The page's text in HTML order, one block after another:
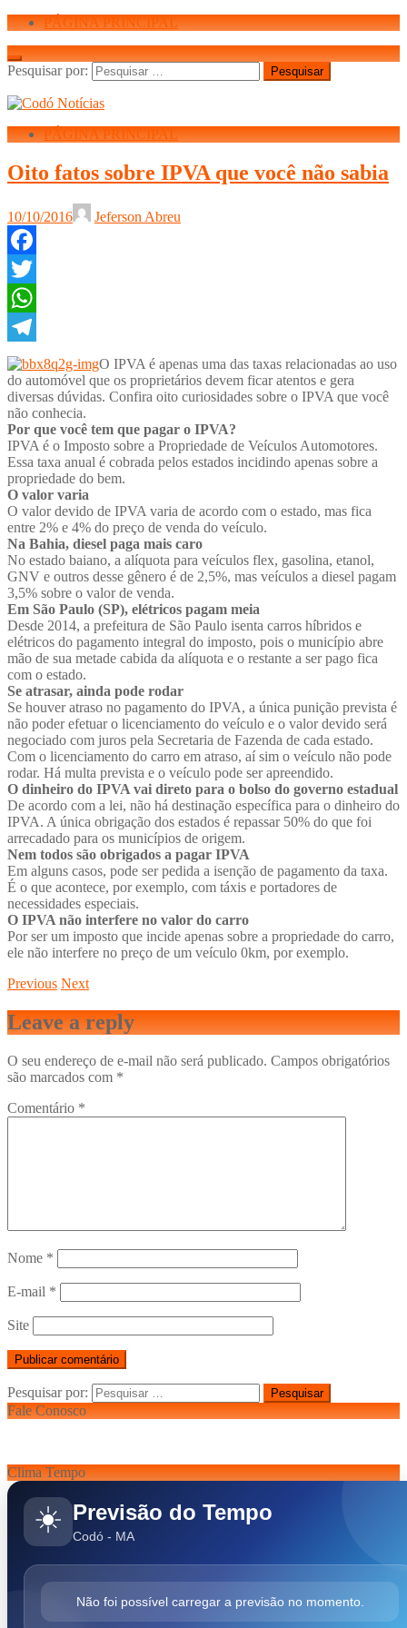
PÁGINA PRINCIPAL
Pesquisar por:
PÁGINA PRINCIPAL
Oito fatos sobre IPVA que você não sabia
10/10/2016 Jeferson Abreu
Facebook
Twitter
WhatsApp
Telegram
O IPVA é apenas uma das taxas relacionadas ao uso
do automóvel que os proprietários devem ficar atentos e gera
diversas dúvidas. Confira oito curiosidades sobre o IPVA que você
não conhecia.
Por que você tem que pagar o IPVA?
IPVA é o Imposto sobre a Propriedade de Veículos Automotores.
Essa taxa anual é cobrada pelos estados incidindo apenas sobre a
propriedade do bem.
O valor varia
O valor devido de IPVA varia de acordo com o estado, mas fica
entre 2% e 4% do preço de venda do veículo.
Na Bahia, diesel paga mais caro
No estado baiano, a alíquota para veículos flex, gasolina, etanol,
GNV e outros desse gênero é de 2,5%, mas veículos a diesel pagam
3,5% sobre o valor de venda.
Em São Paulo (SP), elétricos pagam meia
Desde 2014, a prefeitura de São Paulo isenta carros híbridos e
elétricos do pagamento integral do imposto, pois o município abre
mão de sua metade cabida da alíquota e o restante a ser pago fica
com o estado.
Se atrasar, ainda pode rodar
Se houver atraso no pagamento do IPVA, a única punição prevista é
não poder efetuar o licenciamento do veículo e o valor devido será
negociado com juros pela Secretaria de Fazenda de cada estado.
Com o licenciamento do carro em atraso, aí sim o veículo não pode
rodar. Há multa prevista e o veículo pode ser apreendido.
O dinheiro do IPVA vai direto para o bolso do governo estadual
De acordo com a lei, não há destinação específica para o dinheiro do
IPVA. A única obrigação dos estados é repassar 50% do que foi
arrecadado para os municípios de origem.
Nem todos são obrigados a pagar IPVA
Em alguns casos, pode ser pedida a isenção de pagamento da taxa.
É o que acontece, por exemplo, com táxis e portadores de
necessidades especiais.
O IPVA não interfere no valor do carro
Por ser um imposto que incide apenas sobre a propriedade do carro,
ele não interfere no preço de um veículo 0km, por exemplo.
Previous Next
Leave a reply
O seu endereço de e-mail não será publicado. Campos obrigatórios
são marcados com *
Comentário *
Nome *
E-mail *
Site
Pesquisar por:
Fale Conosco
Clima Tempo
☀️ Previsão do Tempo
Codó - MA
Não foi possível carregar a previsão no momento.